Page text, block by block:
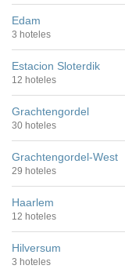
Edam
3 hoteles
Estacion Sloterdik
12 hoteles
Grachtengordel
30 hoteles
Grachtengordel-West
29 hoteles
Haarlem
12 hoteles
Hilversum
3 hoteles